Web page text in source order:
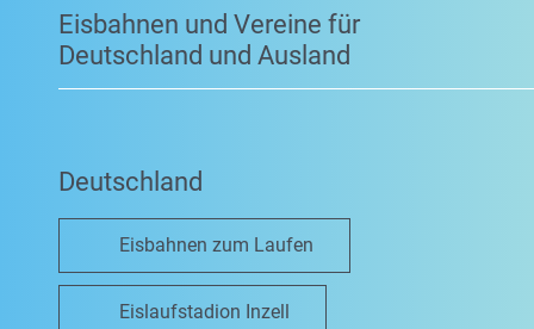
Eisbahnen und Vereine für
Deutschland und Ausland
Deutschland
Eisbahnen zum Laufen
Eislaufstadion Inzell